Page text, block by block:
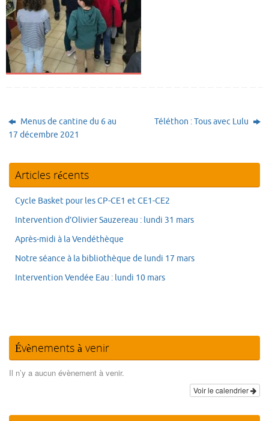
Menus de cantine du 6 au
17 décembre 2021
Téléthon : Tous avec Lulu
Articles récents
Cycle Basket pour les CP-CE1 et CE1-CE2
Intervention d’Olivier Sauzereau : lundi 31 mars
Après-midi à la Vendéthèque
Notre séance à la bibliothèque de lundi 17 mars
Intervention Vendée Eau : lundi 10 mars
Évènements à venir
Il n’y a aucun évènement à venir.
Voir le calendrier